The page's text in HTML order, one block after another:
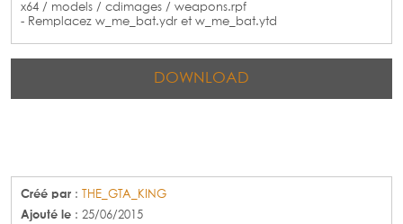
x64 / models / cdimages / weapons.rpf
- Remplacez w_me_bat.ydr et w_me_bat.ytd
DOWNLOAD
Créé par : THE_GTA_KING
Ajouté le : 25/06/2015